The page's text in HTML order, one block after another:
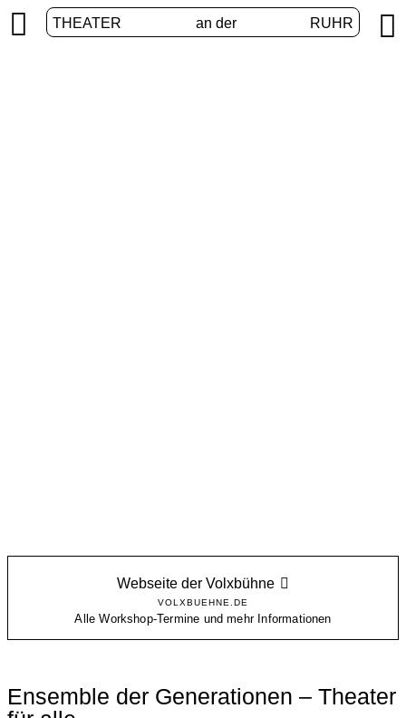
THEATER an der RUHR
 
Webseite der Volxbühne
VOLXBUEHNE.DE
Alle Workshop-Termine und mehr Informationen
Ensemble der Generationen – Theater